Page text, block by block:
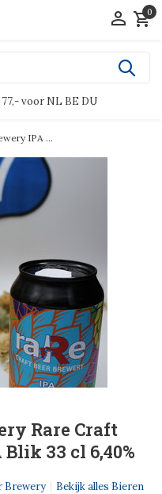
0
voor NL BE DU
IPA ...
Rare Craft
33 cl 6,40%
Brewery Bekijk alles Bieren